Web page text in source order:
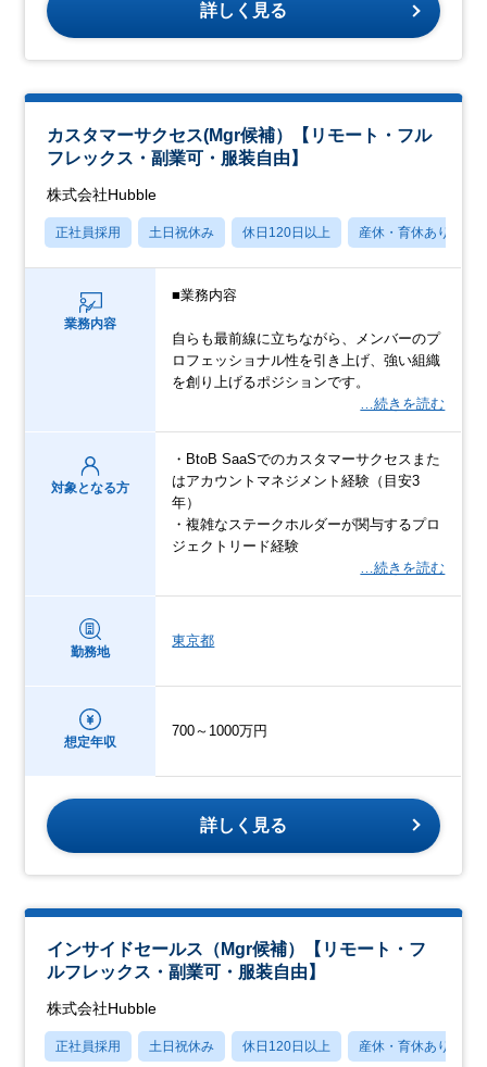
詳しく見る
カスタマーサクセス(Mgr候補）【リモート・フル
フレックス・副業可・服装自由】
株式会社Hubble
正社員採用 土日祝休み 休日120日以上 産休・育休あり
業務内容
■業務内容
自らも最前線に立ちながら、メンバーのプ
ロフェッショナル性を引き上げ、強い組織
を創り上げるポジションです。
…続きを読む
対象となる方
・BtoB SaaSでのカスタマーサクセスまた
はアカウントマネジメント経験（目安3
年）
・複雑なステークホルダーが関与するプロ
ジェクトリード経験
…続きを読む
勤務地
東京都
想定年収
700～1000万円
詳しく見る
インサイドセールス（Mgr候補）【リモート・フ
ルフレックス・副業可・服装自由】
株式会社Hubble
正社員採用 土日祝休み 休日120日以上 産休・育休あり